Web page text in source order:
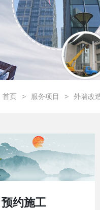
首页 服务项目 外墙改
预约施工